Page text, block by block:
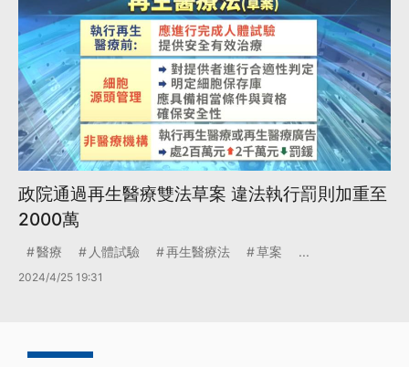
政院通過再生醫療雙法草案 違法執行罰則加重至
2000萬
醫療 人體試驗 再生醫療法 草案 ...
2024/4/25 19:31